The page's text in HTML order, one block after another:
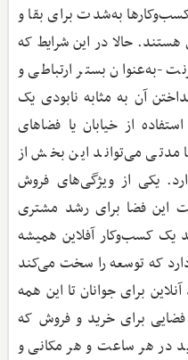
به‌شدت برای بقا و
حالا در این شرایط که
-به‌عنوان بستر ارتباطی و
آن به مثابه نابودی یک
از خیابان یا فضاهای
مدتی می‌تواند این بخش از
یکی از ویژگی‌های فروش
این فضا برای رشد مشتری
یک کسب‌وکار آفلاین همیشه
که توسعه را سخت می‌کند
برای جوانان تا این همه
برای خرید و فروش که
در هر ساعت و هر مکانی و